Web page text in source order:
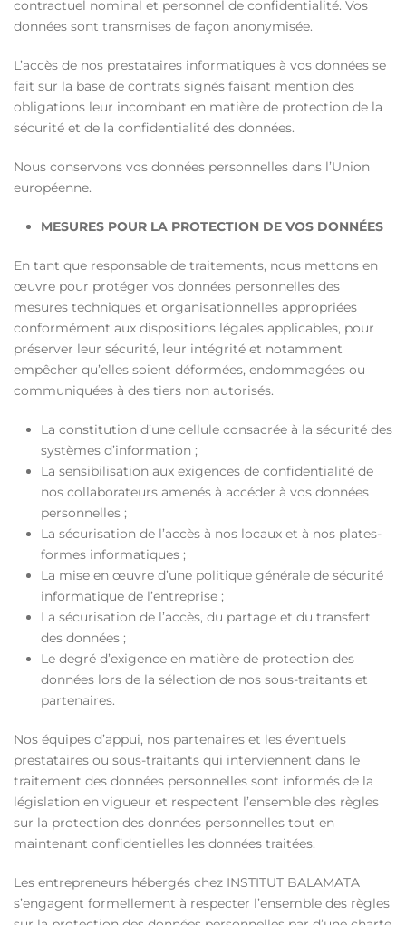
contractuel nominal et personnel de confidentialité. Vos
données sont transmises de façon anonymisée.
L’accès de nos prestataires informatiques à vos données se
fait sur la base de contrats signés faisant mention des
obligations leur incombant en matière de protection de la
sécurité et de la confidentialité des données.
Nous conservons vos données personnelles dans l’Union
européenne.
MESURES POUR LA PROTECTION DE VOS DONNÉES
En tant que responsable de traitements, nous mettons en
œuvre pour protéger vos données personnelles des
mesures techniques et organisationnelles appropriées
conformément aux dispositions légales applicables, pour
préserver leur sécurité, leur intégrité et notamment
empêcher qu’elles soient déformées, endommagées ou
communiquées à des tiers non autorisés.
La constitution d’une cellule consacrée à la sécurité des
systèmes d’information ;
La sensibilisation aux exigences de confidentialité de
nos collaborateurs amenés à accéder à vos données
personnelles ;
La sécurisation de l’accès à nos locaux et à nos plates-
formes informatiques ;
La mise en œuvre d’une politique générale de sécurité
informatique de l’entreprise ;
La sécurisation de l’accès, du partage et du transfert
des données ;
Le degré d’exigence en matière de protection des
données lors de la sélection de nos sous-traitants et
partenaires.
Nos équipes d’appui, nos partenaires et les éventuels
prestataires ou sous-traitants qui interviennent dans le
traitement des données personnelles sont informés de la
législation en vigueur et respectent l’ensemble des règles
sur la protection des données personnelles tout en
maintenant confidentielles les données traitées.
Les entrepreneurs hébergés chez INSTITUT BALAMATA
s’engagent formellement à respecter l’ensemble des règles